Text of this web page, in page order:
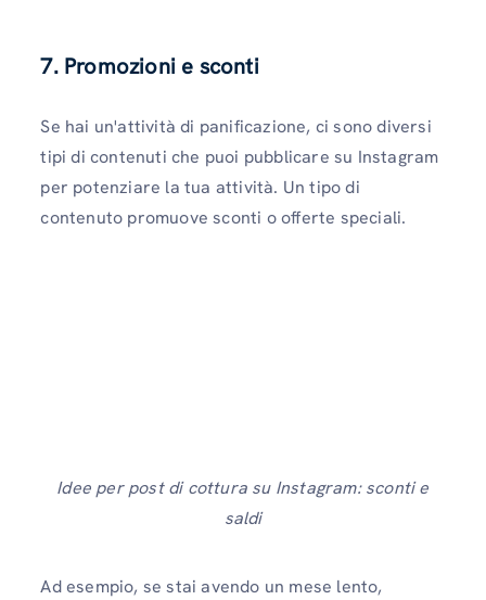
7. Promozioni e sconti
Se hai un'attività di panificazione, ci sono diversi
tipi di contenuti che puoi pubblicare su Instagram
per potenziare la tua attività. Un tipo di
contenuto promuove sconti o offerte speciali.
Idee per post di cottura su Instagram: sconti e
saldi
Ad esempio, se stai avendo un mese lento,